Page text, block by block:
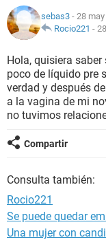
NUTRICIÓN
BIENESTAR
SEXUALIDAD
GLOSARIO
sebas3 - 28
Rocio221 -
Hola, quisiera
poco de líquido pre
verdad y después
a la vagina de mi
no tuvimos
Compartir
Consulta también:
Rocio221
Se puede quedar
Una mujer con